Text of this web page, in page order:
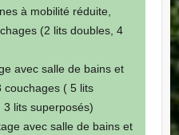
à mobilité réduite,
(2 lits doubles, 4
avec salle de bains et
couchages ( 5 lits
lits superposés)
avec salle de bains et